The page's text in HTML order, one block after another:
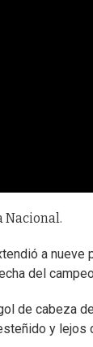
Nacional.
a nueve
del
de cabeza
y